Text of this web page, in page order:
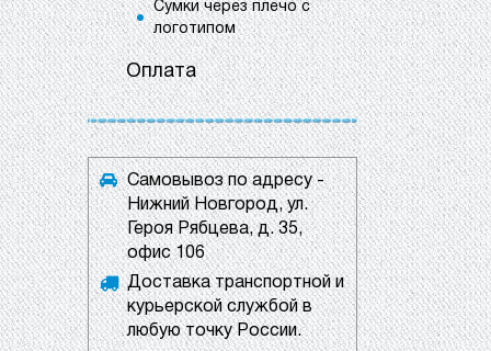
Сумки через плечо с
логотипом
Оплата
Самовывоз по адресу -
Нижний Новгород, ул.
Героя Рябцева, д. 35,
офис 106
Доставка транспортной и
курьерской службой в
любую точку России.